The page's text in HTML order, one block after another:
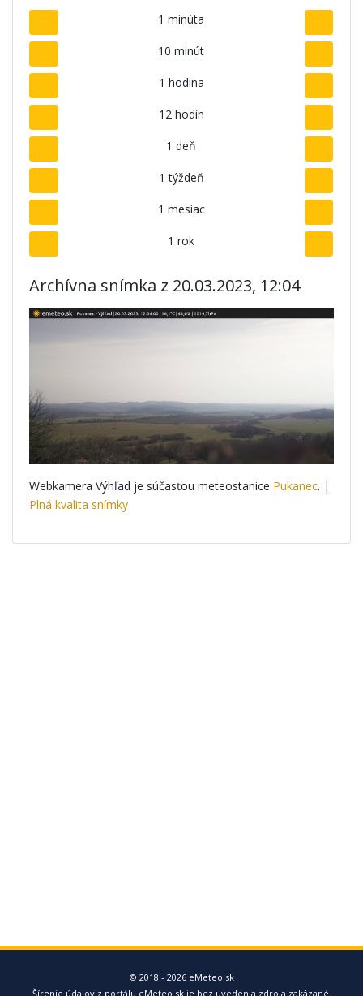
1 minúta
10 minút
1 hodina
12 hodín
1 deň
1 týždeň
1 mesiac
1 rok
Archívna snímka z 20.03.2023, 12:04
Webkamera Výhľad je súčasťou meteostanice Pukanec. |
Plná kvalita snímky
© 2018 - 2026 eMeteo.sk
Šírenie údajov z portálu eMeteo.sk je bez uvedenia zdroja zakázané.